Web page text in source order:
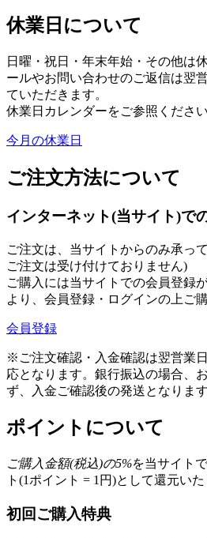
休業日について
日曜・祝日・年末年始・その他は
ールやお問い合わせのご返信は翌
ていただきます。
休業日カレンダーをご参照ください
今月の休業日
ご注文方法について
インターネット(当サイト)で
ご注文は、当サイトからのみ承っ
ご注文は受け付けておりません)
ご購入には当サイトでの会員登録
より、会員登録・ログインの上ご
会員登録
※ご注文確認・入金確認は翌営業
応となります。銀行振込の場合、
ず、入金ご確認後の発送となりま
ポイントについて
ご購入金額(税込)の5%を当サイト
ト(1ポイント = 1円)として還元いた
初回ご購入特典